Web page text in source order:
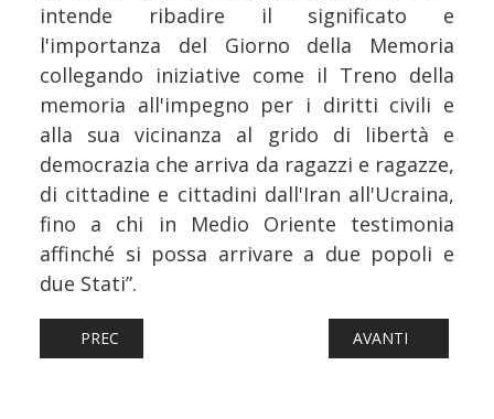
intende ribadire il significato e
l'importanza del Giorno della Memoria
collegando iniziative come il Treno della
memoria all'impegno per i diritti civili e
alla sua vicinanza al grido di libertà e
democrazia che arriva da ragazzi e ragazze,
di cittadine e cittadini dall'Iran all'Ucraina,
fino a chi in Medio Oriente testimonia
affinché si possa arrivare a due popoli e
due Stati”.
ARTICOLO PRECEDENTE: TRASPORTO FERROVIARIO
PREC ARTICOLO
AVANTI